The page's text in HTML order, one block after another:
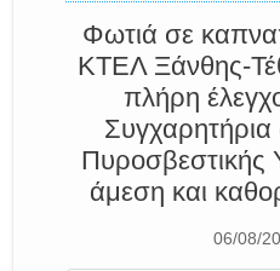
Φωτιά σε
ΚΤΕΛ Ξάνθης-
πλήρη
Συγχαρητήρια
Πυροσβεστικής
άμεση και
06/08/